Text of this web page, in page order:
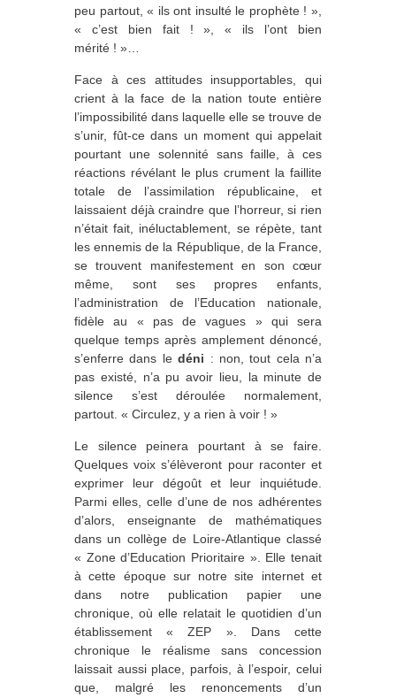
peu partout, « ils ont insulté le prophète ! »,
« c’est bien fait ! », « ils l’ont bien
mérité ! »…
Face à ces attitudes insupportables, qui
crient à la face de la nation toute entière
l’impossibilité dans laquelle elle se trouve de
s’unir, fût-ce dans un moment qui appelait
pourtant une solennité sans faille, à ces
réactions révélant le plus crument la faillite
totale de l’assimilation républicaine, et
laissaient déjà craindre que l’horreur, si rien
n’était fait, inéluctablement, se répète, tant
les ennemis de la République, de la France,
se trouvent manifestement en son cœur
même, sont ses propres enfants,
l’administration de l’Education nationale,
fidèle au « pas de vagues » qui sera
quelque temps après amplement dénoncé,
s’enferre dans ledéni : non, tout cela n’a
pas existé, n’a pu avoir lieu, la minute de
silence s’est déroulée normalement,
partout. « Circulez, y a rien à voir ! »
Le silence peinera pourtant à se faire.
Quelques voix s’élèveront pour raconter et
exprimer leur dégoût et leur inquiétude.
Parmi elles, celle d’une de nos adhérentes
d’alors, enseignante de mathématiques
dans un collège de Loire-Atlantique classé
« Zone d’Education Prioritaire ». Elle tenait
à cette époque sur notre site internet et
dans notre publication papier une
chronique, où elle relatait le quotidien d’un
établissement « ZEP ». Dans cette
chronique le réalisme sans concession
laissait aussi place, parfois, à l’espoir, celui
que, malgré les renoncements d’un